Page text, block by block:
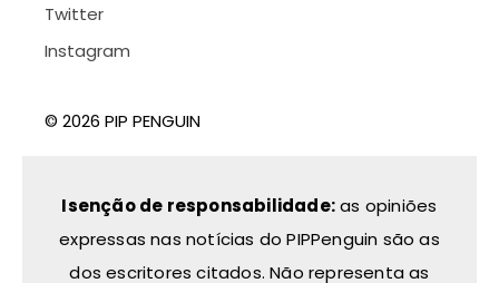
Twitter
Instagram
© 2026 PIP PENGUIN
Isenção de responsabilidade:as opiniões
expressas nas notícias do PIPPenguin são as
dos escritores citados. Não representa as